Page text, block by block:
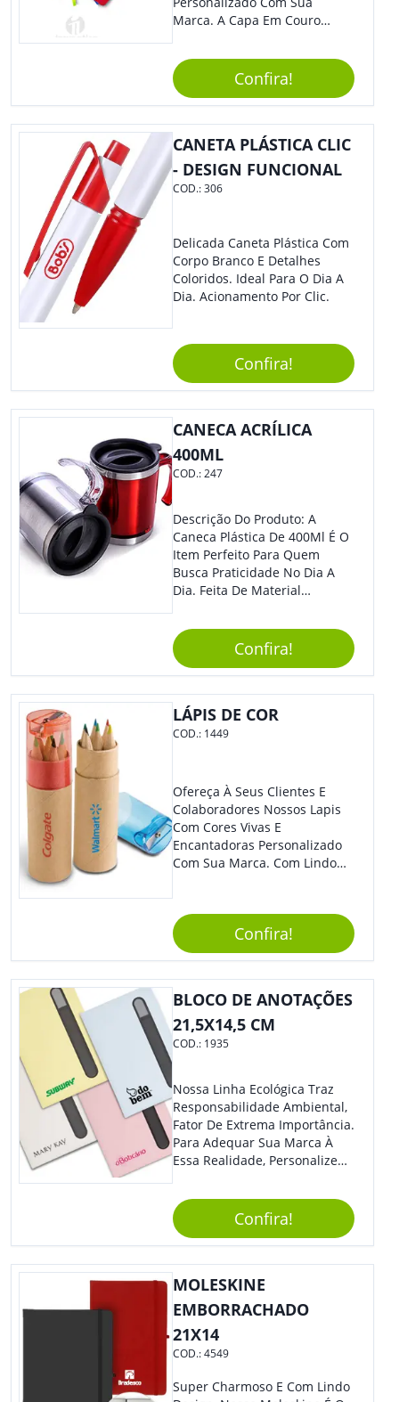
Marca. A Capa Em Couro
Elástico Permite Maior
Segurança Ao Carregá-Lo.
Ofereça A Seus Clientes E
Colaboradores, Sem Dúvidas
Eles Irão Adorar.
Confira!
CANETA PLÁSTICA CLIC
- DESIGN FUNCIONAL
COD.:306
Delicada Caneta Plástica Com
Corpo Branco E Detalhes
Coloridos. Ideal Para O Dia A
Dia. Acionamento Por Clic.
Confira!
CANECA ACRÍLICA
400ML
COD.:247
Descrição Do Produto: A
Caneca Plástica De 400Ml É O
Item Perfeito Para Quem
Busca Praticidade No Dia A
Dia. Feita De Material
Caneca É Ideal Para Ser
Utilizada Em Casa, No
Trabalho Ou Em Qualquer
Outra Atividade Do Seu
Cotidiano. Benefícios: -
Capacidade De 400Ml, Ideal
Para Diferentes Tipos De
Podendo Ser Levada Para
Qualquer Lugar. - Material
Plástico De Alta Qualidade,
Resistente A Quedas E Não
Quebra Com Facilidade. Usos
Água. - Ideal Para Levar Ao
Escritório, Para Viagens Ou
Para O Parque. - Pode Ser
Utilizada Em Eventos Ao Ar
Livre, Como Piqueniques E
Acampamentos. Adquira Já A
Sua Caneca Plástica De 400Ml
E Tenha Sempre Uma Opção
Prática E Funcional Para Suas
Confira!
LÁPIS DE COR
COD.: 1449
Ofereça À Seus Clientes E
Colaboradores Nossos Lapis
Com Cores Vivas E
Encantadoras Personalizado
Com Sua Marca. Com Lindo
Perfeito, Não É?!
Confira!
BLOCO DE ANOTAÇÕES
21,5X14,5 CM
COD.: 1935
Nossa Linha Ecológica Traz
Responsabilidade Ambiental,
Fator De Extrema Importância.
Para Adequar Sua Marca À
Essa Realidade, Personalize
Anotações Com Post-It E
Caneta. Elaborado A Partir De
Material Reciclado, O Brinde
Também É Prático, Tornando-
Se Assim Excelente Para Uso
Cotidiano. Perfeito, Não É?!
Confira!
MOLESKINE
EMBORRACHADO
21X14
COD.:4549
Super Charmoso E Com Lindo